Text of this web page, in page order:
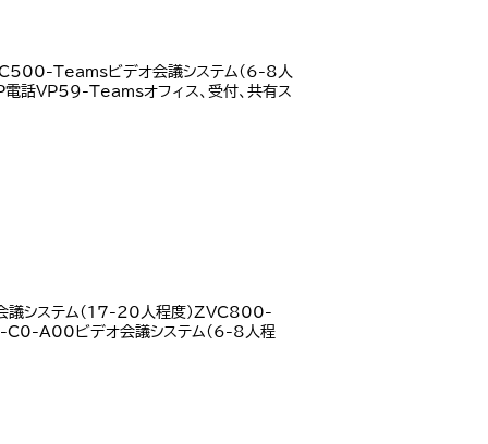
Teamsビデオ会議システム(6-8人
VP59-Teamsオフィス、受付、共有ス
議システム(17-20人程度)ZVC800-
A00ビデオ会議システム(6-8人程